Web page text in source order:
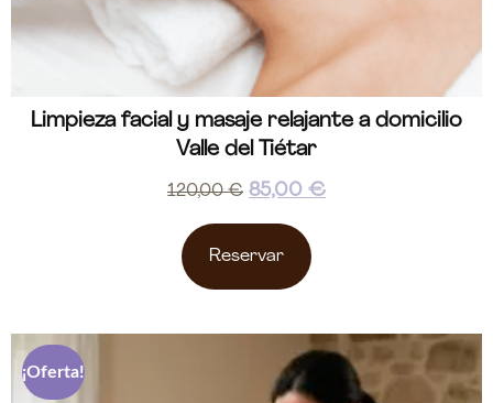
Limpieza facial y masaje relajante a domicilio
Valle del Tiétar
120,00€ 85,00 €
Reservar
¡Oferta!